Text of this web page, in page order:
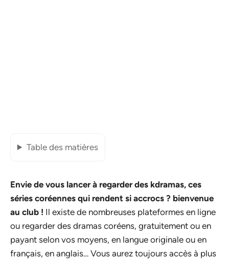
Table des matières
Envie de vous lancer à regarder des kdramas, ces
séries coréennes qui rendent si accrocs ? bienvenue
au club ! Il existe de nombreuses plateformes en ligne
ou regarder des dramas coréens, gratuitement ou en
payant selon vos moyens, en langue originale ou en
français, en anglais… Vous aurez toujours accès à plus